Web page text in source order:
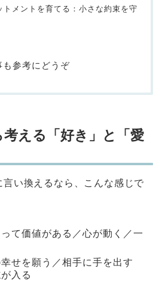
トメントを育てる：小さな約束を守
も参考にどうぞ
える「好き」と「愛
言い換えるなら、こんな感じで
って価値がある／心が動く／一
幸せを願う／相手に手を出す
入る